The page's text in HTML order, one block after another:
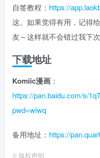
自签教程： https://
这。如果觉得有用，记得
友～这样就不会错过我下
下载地址
Komiic漫画 ：
https://pan.baidu.com/s/
pwd=wiwq
备用地址： https://
© 版权声明